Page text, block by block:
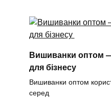
Вишиванки оптом
для бізнесу
Вишиванки оптом
серед